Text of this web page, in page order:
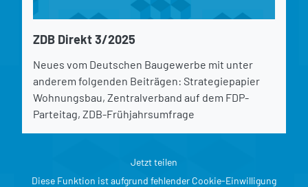
ZDB Direkt 3/2025
Neues vom Deutschen Baugewerbe mit unter
anderem folgenden Beiträgen: Strategiepapier
Wohnungsbau, Zentralverband auf dem FDP-
Parteitag, ZDB-Frühjahrsumfrage
Jetzt teilen
Diese Funktion ist aufgrund fehlender Cookie-Einwilligung